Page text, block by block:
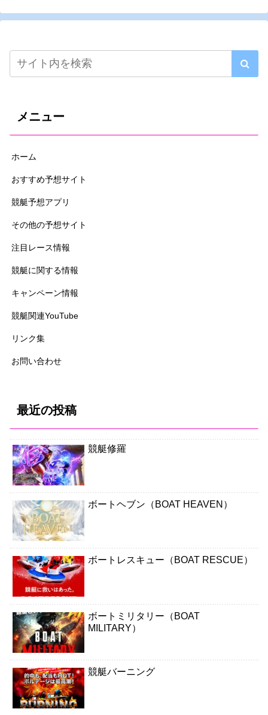
メニュー
ホーム
おすすめ予想サイト
競艇予想アプリ
その他の予想サイト
注目レース情報
競艇に関する情報
キャンペーン情報
競艇関連YouTube
リンク集
お問い合わせ
最近の投稿
競艇修羅
ボートヘブン（BOAT HEAVEN）
ボートレスキュー（BOAT RESCUE）
ボートミリタリー（BOAT
MILITARY）
競艇バーニング